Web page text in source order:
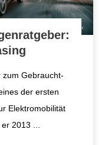
zum Gebraucht-
der ersten
Elektromobilität
2013